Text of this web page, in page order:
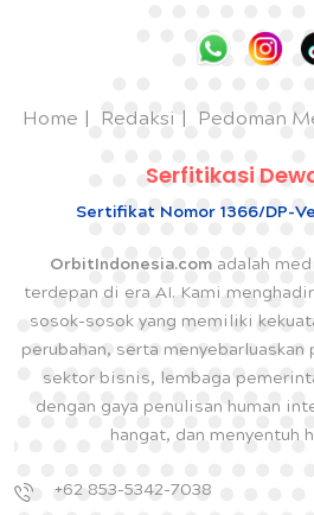
Home Redaksi Pedoman
Serfitikasi
Sertifikat Nomor 1366/DP-
OrbitIndonesia.com adalah
terdepan di era AI. Kami
sosok-sosok yang memiliki
perubahan, serta menyebarluaskan
sektor bisnis, lembaga
dengan gaya penulisan human
hangat, dan menyentuh
+62 853-5342-7038